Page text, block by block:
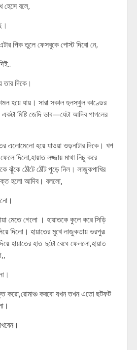
হেসে বলে,
পিক তুলে ফেসবুকে পোস্ট দিবো নে,
তার দিকে।
হয়ে যায়। সারা সকাল হুলস্থুল কাণ্ডের
মিষ্টি জেদি ভাব—যেটা আদিব পাগলের
এলোমেলো হয়ে যাওয়া ওড়নাটার দিকে। খপ
দিলো,হায়াত লজ্জায় মাথা নিচু করে
ঝুঁকে ঠোঁটে ঠোঁট পুড়ে নিল। লাজুকপাখির
হলো আদিব। বললো,
মেতে গেলো । হায়াতকে কুলে করে সিড়ি
দিলো। হায়াতের মুখে লাজুকতায় ভরপুর৷
হায়াতের হাত দুটো বেধে ফেললো,হায়াত
করো,রোমাঞ্চ করবো যখন তখন এতো ছটফট